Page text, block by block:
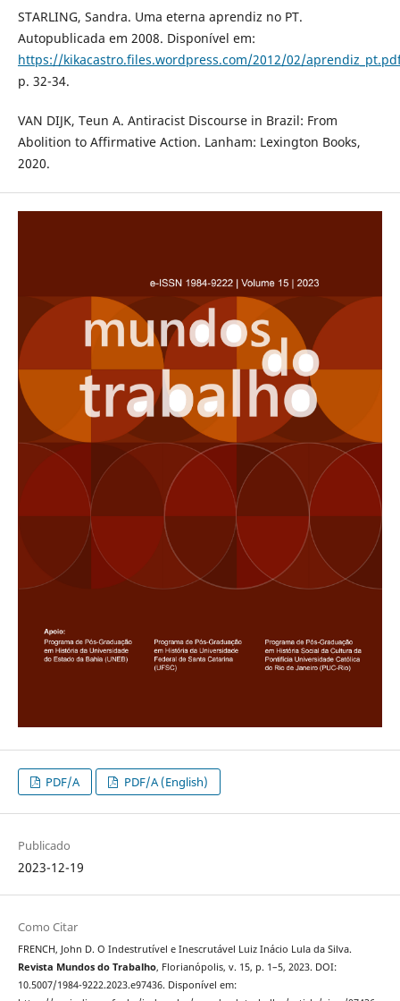
STARLING, Sandra. Uma eterna aprendiz no PT.
Autopublicada em 2008. Disponível em:
https://kikacastro.files.wordpress.com/2012/02/
p. 32-34.
VAN DIJK, Teun A. Antiracist Discourse in Brazil: From
Abolition to Affirmative Action. Lanham: Lexington Books,
2020.
PDF/A PDF/A (English)
Publicado
2023-12-19
Como Citar
FRENCH, John D. O Indestrutível e Inescrutável Luiz Inácio Lula da Silva.
Revista Mundos do Trabalho, Florianópolis, v. 15, p. 1–5, 2023. DOI:
10.5007/1984-9222.2023.e97436. Disponível em: